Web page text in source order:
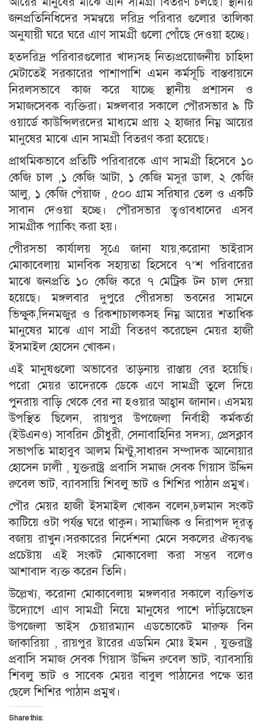
জনপ্রতিনিধিদের সমন্বয়ে দরিদ্র পরিবার গুলোর তালিকা
অনুযায়ী ঘরে ঘরে এাণ সামগ্রী গুলো পোঁঁছে দেওয়া হচ্ছে।
হতদরিদ্র পরিবারগুলোর খাদ্যসহ নিত্যপ্রয়োজনীয় চাহিদা
মেটাতেই সরকারের পাশাপাশি এমন কর্মসূচি বাস্তবায়নে
নিরলসভাবে কাজ করে যাচ্ছে স্থানীয় প্রশাসন ও
সমাজসেবক ব্যক্তিরা। মঙ্গলবার সকালে পৌরসভার ৯ টি
ওয়ার্ডে কাউন্সিলরদের মাধ্যমে প্রায় ২ হাজার নিম্ন আয়ের
মানুষের মাঝে এান সামগ্রী বিতরণ করা হয়েছে।
প্রাথমিকভাবে প্রতিটি পরিবারকে এাণ সামগ্রী হিসেবে ১০
কেজি চাল ,১ কেজি আটা, ১ কেজি মসুর ডাল, ২ কেজি
আলু, ১ কেজি পেঁয়াজ , ৫০০ গ্রাম সরিষার তেল ও একটি
সাবান দেওয়া হচ্ছে। পৌরসভার ত্বওাবধানের এসব
সামগ্রীক প্যাকিং করা হয়।
পেীরসভা কার্যালয় সূএে জানা যায়,করোনা ভাইরাস
মোকাবেলায় মানবিক সহায়তা হিসেবে ৭’শ পরিবারের
মাঝে জনপ্রতি ১০ কেজি করে ৭ মেট্রিক টন চাল দেয়া
হয়েছে। মঙ্গলবার দুপুরে পেীরসভা ভবনের সামনে
ভিক্ষুক,দিনমজুর ও রিকশাচালকসহ নিম্ন আয়ের শতাধিক
মানুষের মাঝে এাণ সাগ্রী বিতরণ করেছেন মেয়র হাজী
ইসমাইল হোসেন খোকন।
এই মানুষগুলো অভাবের তাড়নায় রাস্তায় বের হয়েছি।
পরো মেয়র তাদেরকে ডেকে এণে সামগ্রী তুলে দিয়ে
পুনরায় বাড়ি থেকে বের না হওয়ার আহ্বান জানান। এসময়
উপস্থিত ছিলেন, রায়পুর উপজেলা নির্বাহী কর্মকর্তা
(ইউএনও) সাবরিন চেীধুরী, সেনাবাহিনির সদস্য, প্রেসক্লাব
সভাপতি মাহাবুব আলম মিন্টু,সাধারন সম্পাদক আনোয়ার
হোসেন ঢালী , যুক্তরাষ্ট্র প্রবাসি সমাজ সেবক গিয়াস উদ্দিন
রুবেল ভাট, ব্যাবসায়ি শিবলু ভাট ও শিশির পাঠান প্রমুখ।
পৌর মেয়র হাজী ইসমাইল খোকন বলেন,চলমান সংকট
কাটিয়ে ওটা পর্যন্ত ঘরে থাকুন। সামাজিক ও নিরাপদ দূরত্ব
বজায় রাখুন।সরকারের নির্দেশনা মেনে সকলের ঐক্যবদ্ধ
প্রচেষ্টায় এই সংকট মোকাবেলা করা সম্ভব বলেও
আশাবাদ ব্যক্ত করেন তিনি।
উল্লেখ্য, করোনা মোকাবেলায় মঙ্গলবার সকালে ব্যক্তিগত
উদ্যোগে এাণ সামগ্রী নিয়ে মানুষের পাশে দাঁড়িয়েছেন
উপজেলা ভাইস চেয়ারম্যান এডভোকেট মারুফ বিন
জাকারিয়া , রায়পুর ষ্টারের এডমিন মোঃ ইমন , যুক্তরাষ্ট্র
প্রবাসি সমাজ সেবক গিয়াস উদ্দিন রুবেল ভাট, ব্যাবসায়ি
শিবলু ভাট ও সাবেক মেয়র বাবুল পাঠানের পক্ষে তার
ছেলে শিশির পাঠান প্রমুখ।
Share this: